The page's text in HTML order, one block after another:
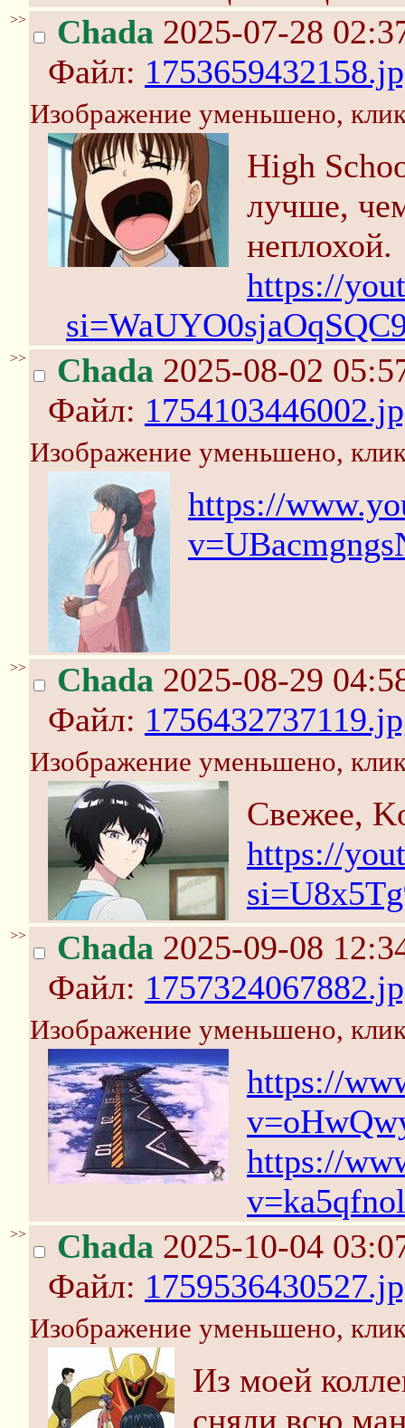
>> Chada 2025-07-28
Файл:
Изображение уменьшено,
High
лучше,
неплохой.
https://
>> Chada 2025-08-02
Файл:
Изображение уменьшено,
https://
>> Chada 2025-08-29
Файл:
Изображение уменьшено,
Свежее,
https://
>> Chada 2025-09-08
Файл:
Изображение уменьшено,
https://
https://
>> Chada 2025-10-04
Файл:
Изображение уменьшено,
Из моей
сняли всю